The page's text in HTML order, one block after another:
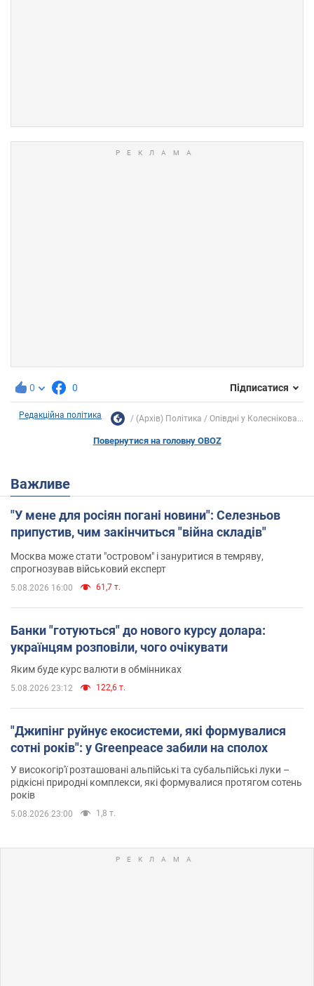
0 0 Підписатися
Редакційна політика (Архів) Політика Опівдні у Колеснікова...
Повернутися на головну OBOZ
Важливе
"У мене для росіян погані новини": Селезньов
припустив, чим закінчиться "війна складів"
Москва може стати "островом" і зануритися в темряву,
спрогнозував військовий експерт
5.08.2026 16:00 61,7 т.
Банки "готуються" до нового курсу долара:
українцям розповіли, чого очікувати
Яким буде курс валюти в обмінниках
5.08.2026 23:12 122,6 т.
"Джипінг руйнує екосистеми, які формувалися
сотні років": у Greenpeace забили на сполох
У високогір'ї розташовані альпійські та субальпійські луки –
рідкісні природні комплекси, які формувалися протягом сотень
років
5.08.2026 23:00 1,8 т.